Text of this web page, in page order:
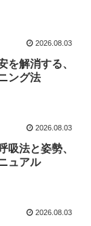
2026.08.03
を解消する、
ング法
2026.08.03
吸法と姿勢、
ュアル
2026.08.03